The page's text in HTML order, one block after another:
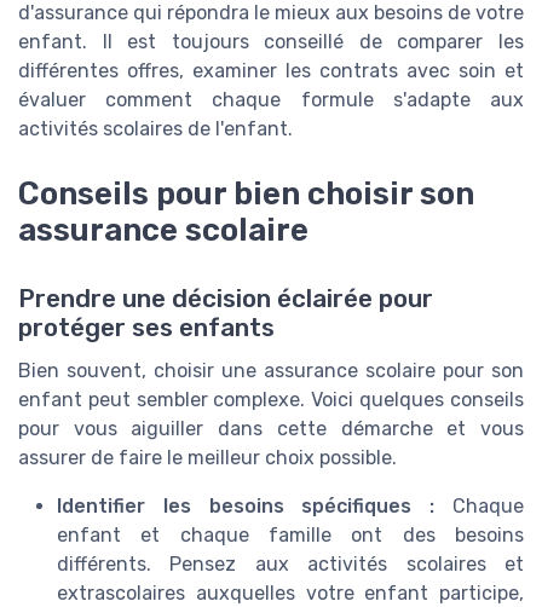
d'assurance qui répondra le mieux aux besoins de votre
enfant. Il est toujours conseillé de comparer les
différentes offres, examiner les contrats avec soin et
évaluer comment chaque formule s'adapte aux
activités scolaires de l'enfant.
Conseils pour bien choisir son
assurance scolaire
Prendre une décision éclairée pour
protéger ses enfants
Bien souvent, choisir une assurance scolaire pour son
enfant peut sembler complexe. Voici quelques conseils
pour vous aiguiller dans cette démarche et vous
assurer de faire le meilleur choix possible.
Identifier les besoins spécifiques : Chaque
enfant et chaque famille ont des besoins
différents. Pensez aux activités scolaires et
extrascolaires auxquelles votre enfant participe,